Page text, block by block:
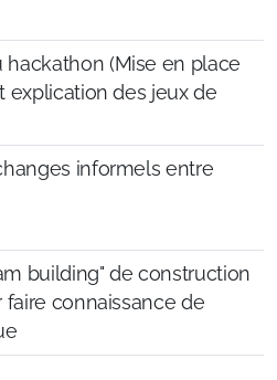
(Mise en place
explication des jeux de
informels entre
building" de construction
connaissance de